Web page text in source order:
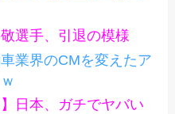
選手、引退の模様
業界のCMを変えたア
日本、ガチでヤバい